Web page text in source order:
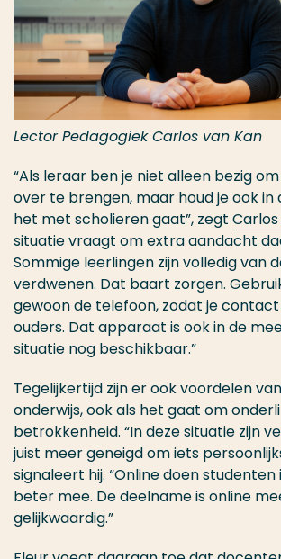
Lector Pedagogiek Carlos van Kan
“Als leraar ben je niet alleen bezig
over te brengen, maar houd je ook in
het met scholieren gaat”, zegt
situatie vraagt om extra aandacht
Sommige leerlingen zijn volledig van
verdwenen. Dat baart zorgen.
gewoon de telefoon, zodat je
ouders. Dat apparaat is ook in de
situatie nog beschikbaar.”
Tegelijkertijd zijn er ook voordelen
onderwijs, ook als het gaat om
betrokkenheid. “In deze situatie zijn
juist meer geneigd om iets
signaleert hij. “Online doen studenten
beter mee. De deelname is online
gelijkwaardig.”